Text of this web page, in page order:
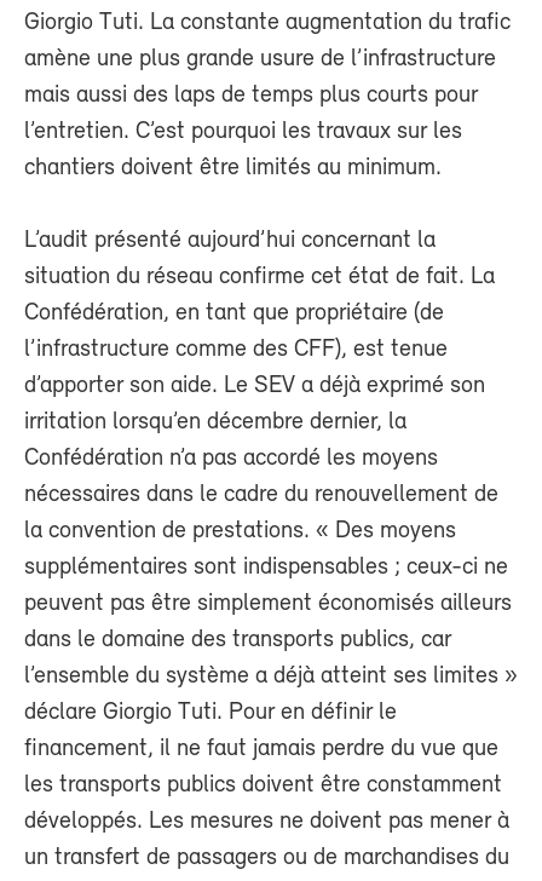
Giorgio Tuti. La constante augmentation du trafic
amène une plus grande usure de l’infrastructure
mais aussi des laps de temps plus courts pour
l’entretien. C’est pourquoi les travaux sur les
chantiers doivent être limités au minimum.
L’audit présenté aujourd’hui concernant la
situation du réseau confirme cet état de fait. La
Confédération, en tant que propriétaire (de
l’infrastructure comme des CFF), est tenue
d’apporter son aide. Le SEV a déjà exprimé son
irritation lorsqu’en décembre dernier, la
Confédération n’a pas accordé les moyens
nécessaires dans le cadre du renouvellement de
la convention de prestations. « Des moyens
supplémentaires sont indispensables ; ceux-ci ne
peuvent pas être simplement économisés ailleurs
dans le domaine des transports publics, car
l’ensemble du système a déjà atteint ses limites »
déclare Giorgio Tuti. Pour en définir le
financement, il ne faut jamais perdre du vue que
les transports publics doivent être constamment
développés. Les mesures ne doivent pas mener à
un transfert de passagers ou de marchandises du